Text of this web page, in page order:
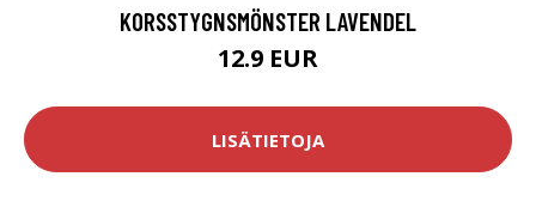
KORSSTYGNSMÖNSTER LAVENDEL
12.9 EUR
LISÄTIETOJA